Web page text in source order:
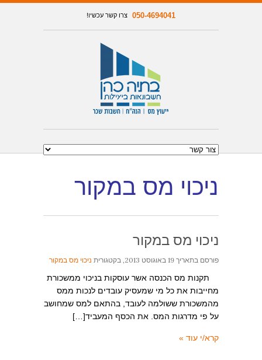
050-4694041 צרו קשר עכשיו!
ניכוי מס במקור
ניכוי מס במקור
פורסם בתאריך 19 באוגוסט 2013 , בקטגורית ניכוי מס במקור
תקנות מס הכנסה אשר עוסקות בניכוי ממשכורת
מחייבות את כל מי שמעסיק עובדים לנכות ממס
מהמשכורת ששולמה לעובד, בהתאם למס שמחושב
על פי מדרגות המס. את הכסף המעביד[…]
קרא/י עוד »